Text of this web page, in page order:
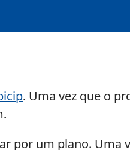
. Uma vez que o
por um plano. Uma